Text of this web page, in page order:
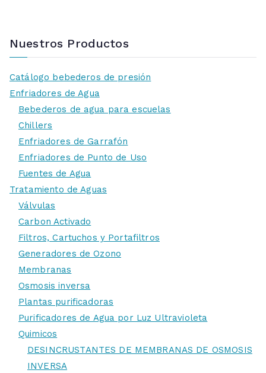
Nuestros Productos
Catálogo bebederos de presión
Enfriadores de Agua
Bebederos de agua para escuelas
Chillers
Enfriadores de Garrafón
Enfriadores de Punto de Uso
Fuentes de Agua
Tratamiento de Aguas
Válvulas
Carbon Activado
Filtros, Cartuchos y Portafiltros
Generadores de Ozono
Membranas
Osmosis inversa
Plantas purificadoras
Purificadores de Agua por Luz Ultravioleta
Quimicos
DESINCRUSTANTES DE MEMBRANAS DE OSMOSIS
INVERSA